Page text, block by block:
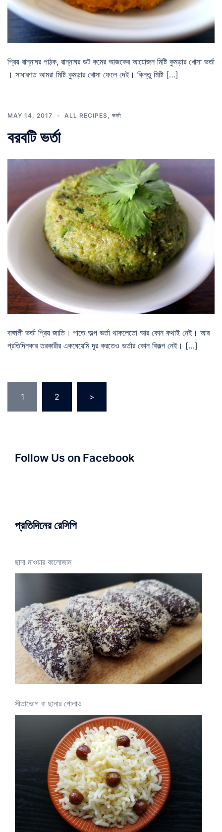
প্রিয় রান্নাঘর পাঠক, রান্নাঘর ডট কমের আজকের আয়োজন মিষ্টি কুমড়ার খোসা ভর্তা
। সাধারণত আমরা মিষ্টি কুমড়ার খোসা ফেলে দেই। কিন্তু মিষ্টি […]
MAY 14, 2017 ALL RECIPES ভর্তা
বরবটি ভর্তা
বাঙ্গালী ভর্তা প্রিয় জাতি। পাতে অল্প ভর্তা থাকলেতো আর কোন কথাই নেই। আর
প্রতিদিনকার তরকারীর একঘেয়েমি দূর করতেও ভর্তার কোন বিকল্প নেই। […]
pagination
1 2 >
Follow Us on Facebook
প্রতিদিনের রেসিপি
ছানা মাওয়ার কালোজাম
সীতাভোগ বা ছানার পোলাও